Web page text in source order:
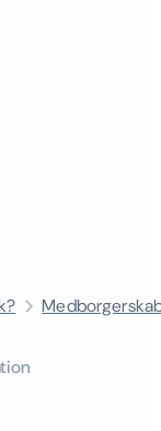
22. april 2026